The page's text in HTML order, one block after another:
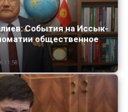
События на Иссык-
общественное
11:58